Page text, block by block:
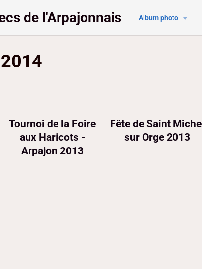
de l'Arpajonnais Album photo
Tournoi de la Foire
aux Haricots -
Arpajon 2013
Fête de Saint Michel
sur Orge 2013